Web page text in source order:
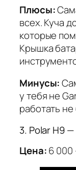
Плюсы:
всех. Куча
которые
Крышка
Минусы:
у тебя не
работать не
3. Polar H9
Цена:6 000